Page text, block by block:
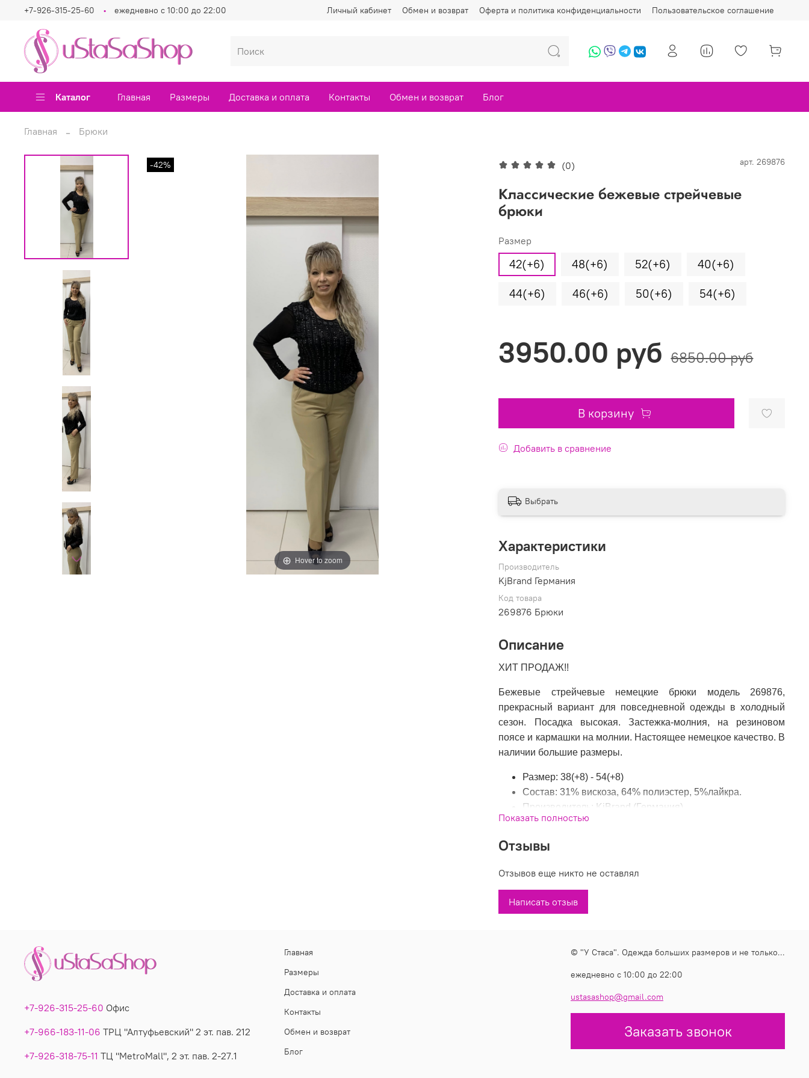
Личный кабинет Обмен и возврат Оферта и политика конфиденциальности Пользовательское соглашение
+7-926-315-25-60 ежедневно с 10:00 до 22:00
Каталог Главная Размеры Доставка и оплата Контакты Обмен и возврат Блог
Главная Брюки
Hover to zoom
-42% (0) арт. 269876
Классические бежевые стрейчевые
брюки
Размер
42(+6) 48(+6) 52(+6) 40(+6)
44(+6) 46(+6) 50(+6) 54(+6)
3950.00 руб 6850.00 руб
В корзину
Добавить в сравнение
Выбрать
Характеристики
Производитель
KjBrand Германия
Код товара
269876 Брюки
Описание
ХИТ ПРОДАЖ!!
Бежевые стрейчевые немецкие брюки модель 269876,
прекрасный вариант для повседневной одежды в холодный
сезон. Посадка высокая. Застежка-молния, на резиновом
поясе и кармашки на молнии. Настоящее немецкое качество. В
наличии большие размеры.
Размер: 38(+8) - 54(+8)
Состав: 31% вискоза, 64% полиэстер, 5%лайкра.
Производитель: KjBrand (Германия)
Джинсы 269876: описание, фото, состав, размеры.
Показать полностью
Отзывы
Отзывов еще никто не оставлял
Написать отзыв
Главная
Размеры
Доставка и оплата
Контакты
Обмен и возврат
Блог
© "У Стаса". Одежда больших размеров и не только...
ежедневно с 10:00 до 22:00
ustasashop@gmail.com
Заказать звонок
+7-926-315-25-60 Офис
+7-966-183-11-06 ТРЦ "Алтуфьевский" 2 эт. пав. 212
+7-926-318-75-11 ТЦ "MetroMall", 2 эт. пав. 2-27.1